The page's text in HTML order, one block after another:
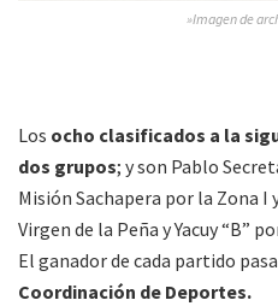
»Imagen de
Los ocho clasificados a la
dos grupos; y son Pablo
Misión Sachapera por la Zona I
Virgen de la Peña y Yacuy “B”
El ganador de cada partido
Coordinación de Deportes.